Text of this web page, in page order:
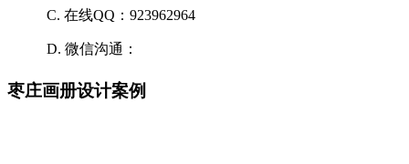
C. 在线QQ：923962964
D. 微信沟通：
枣庄画册设计案例